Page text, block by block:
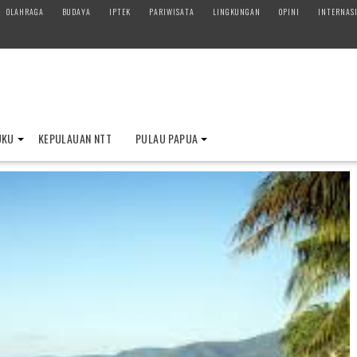
OLAHRAGA BUDAYA IPTEK PARIWISATA LINGKUNGAN OPINI
KEPULAUAN NTT PULAU PAPUA